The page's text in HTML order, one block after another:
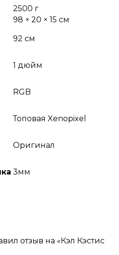
2500 г
98 × 20 × 15 см
92 см
1 дюйм
RGB
Топовая Xenopixel
Оригинал
3мм
отзыв на «Кэл Кэстис